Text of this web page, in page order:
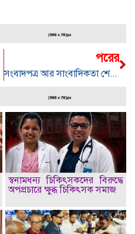
পরের
সংবাদপত্র আর সাংবাদিকতা শেকলে বন্দি: ইঞ্জিনিয়ার মু. মহিউদ্দিন
স্বনামধন্য চিকিৎসকদের বিরুদ্ধে
অপপ্রচারে ক্ষুব্ধ চিকিৎসক সমাজ